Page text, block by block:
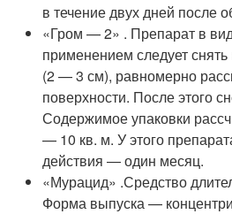
в течение двух дней после
«Гром — 2» . Препарат в
применением следует
(2 — 3 см), равномерно
поверхности. После этого
Содержимое упаковки
— 10 кв. м. У этого
действия — один месяц.
«Мурацид» .Средство
Форма выпуска —